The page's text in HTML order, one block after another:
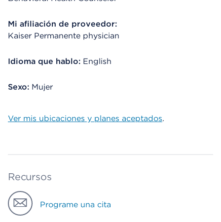
Mi afiliación de proveedor:
Kaiser Permanente physician
Idioma que hablo: English
Sexo: Mujer
Ver mis ubicaciones y planes aceptados.
Recursos
Programe una cita